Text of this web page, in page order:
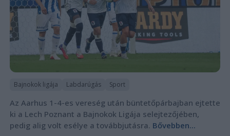
Bajnokok ligája Labdarúgás Sport
Az Aarhus 1-4-es vereség után büntetőpárbajban ejtette
ki a Lech Poznant a Bajnokok Ligája selejtezőjében,
pedig alig volt esélye a továbbjutásra. Bővebben...